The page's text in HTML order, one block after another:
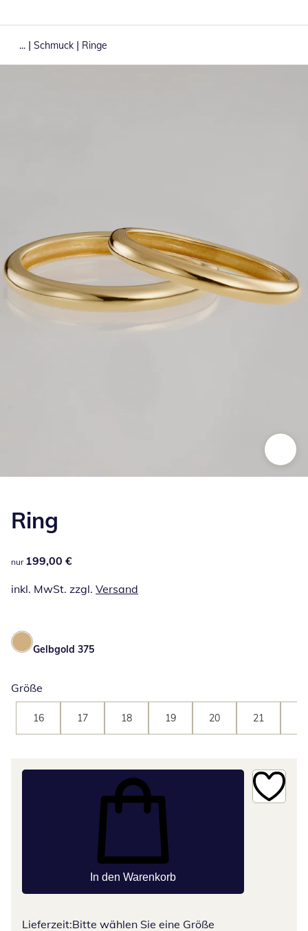
... | Schmuck | Ringe
Ring
199,00 €
nur 199,00 €
inkl. MwSt. zzgl. Versand
Gelbgold 375
Größe
16 17 18 19 20 21
In den Warenkorb
Lieferzeit:Bitte wählen Sie eine Größe